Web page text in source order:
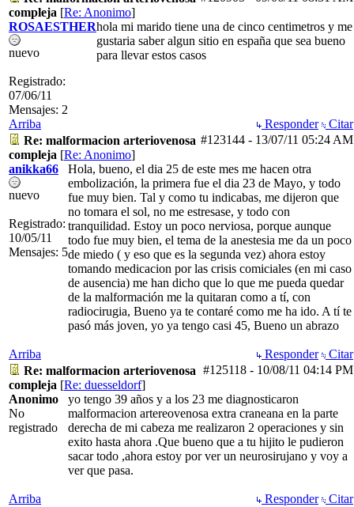
compleja [Re: Anonimo]
ROSAESTHER
nuevo
Registrado:
07/06/11
Mensajes: 2
hola mi marido tiene una de cinco centimetros y me
gustaria saber algun sitio en españa que sea bueno
para llevar estos casos
Arriba Responder
Citar
#123144 - 13/07/11 05:24 AM
Re: malformacion arteriovenosa
compleja [Re: Anonimo]
anikka66
nuevo
Registrado:
10/05/11
Mensajes: 5
Hola, bueno, el dia 25 de este mes me hacen otra
embolización, la primera fue el dia 23 de Mayo, y todo
fue muy bien. Tal y como tu indicabas, me dijeron que
no tomara el sol, no me estresase, y todo con
tranquilidad. Estoy un poco nerviosa, porque aunque
todo fue muy bien, el tema de la anestesia me da un poco
de miedo ( y eso que es la segunda vez) ahora estoy
tomando medicacion por las crisis comiciales (en mi caso
de ausencia) me han dicho que lo que me pueda quedar
de la malformación me la quitaran como a tí, con
radiocirugia, Bueno ya te contaré como me ha ido. A tí te
pasó más joven, yo ya tengo casi 45, Bueno un abrazo
Arriba Responder
Citar
#125118 - 10/08/11 04:14 PM
Re: malformacion arteriovenosa
compleja [Re: duesseldorf]
Anonimo
No
registrado
yo tengo 39 años y a los 23 me diagnosticaron
malformacion artereovenosa extra craneana en la parte
derecha de mi cabeza me realizaron 2 operaciones y sin
exito hasta ahora .Que bueno que a tu hijito le pudieron
sacar todo ,ahora estoy por ver un neurosirujano y voy a
ver que pasa.
Arriba Responder
Citar